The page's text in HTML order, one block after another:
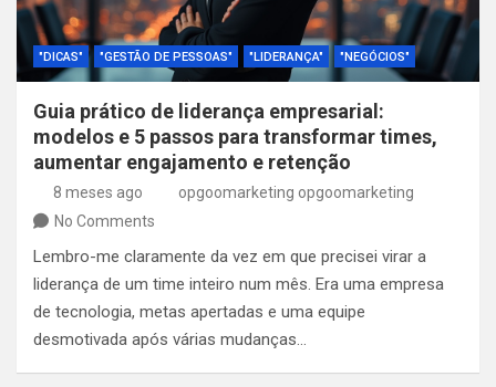
"DICAS" "GESTÃO DE PESSOAS" "LIDERANÇA" "NEGÓCIOS"
Guia prático de liderança empresarial:
modelos e 5 passos para transformar times,
aumentar engajamento e retenção
8 meses ago
opgoomarketing opgoomarketing
No Comments
Lembro-me claramente da vez em que precisei virar a
liderança de um time inteiro num mês. Era uma empresa
de tecnologia, metas apertadas e uma equipe
desmotivada após várias mudanças…